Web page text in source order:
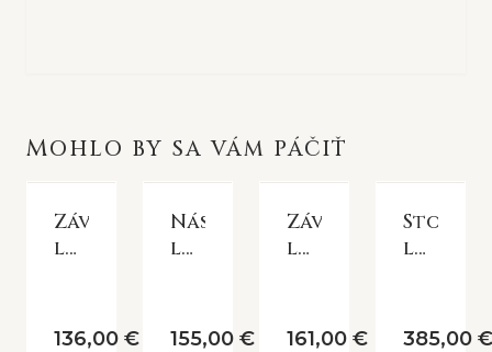
MOHLO BY SA VÁM PÁČIŤ
Závesná
lampa
136,00 €
Nástenná
lampa
155,00 €
Závesná
lampa
161,00 €
Stolná
lampa
385,00 €